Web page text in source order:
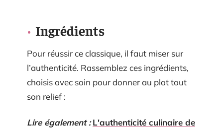
Ingrédients
Pour réussir ce classique, il faut miser sur
l’authenticité. Rassemblez ces ingrédients,
choisis avec soin pour donner au plat tout
son relief :
Lire également : L'authenticité culinaire de